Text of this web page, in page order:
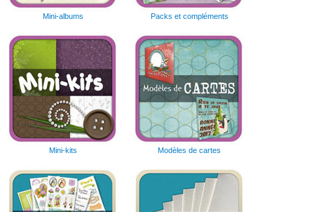
Mini-albums Packs et compléments
Mini-kits Modèles de cartes